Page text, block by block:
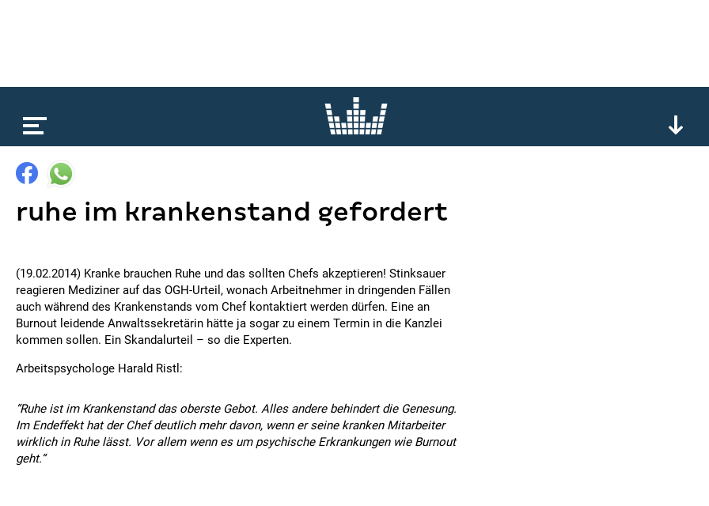
ruhe im krankenstand gefordert
(19.02.2014) Kranke brauchen Ruhe und das sollten Chefs akzeptieren! Stinksauer
reagieren Mediziner auf das OGH-Urteil, wonach Arbeitnehmer in dringenden Fällen
auch während des Krankenstands vom Chef kontaktiert werden dürfen. Eine an
Burnout leidende Anwaltssekretärin hätte ja sogar zu einem Termin in die Kanzlei
kommen sollen. Ein Skandalurteil – so die Experten.
Arbeitspsychologe Harald Ristl:
“Ruhe ist im Krankenstand das oberste Gebot. Alles andere behindert die Genesung.
Im Endeffekt hat der Chef deutlich mehr davon, wenn er seine kranken Mitarbeiter
wirklich in Ruhe lässt. Vor allem wenn es um psychische Erkrankungen wie Burnout
geht.“